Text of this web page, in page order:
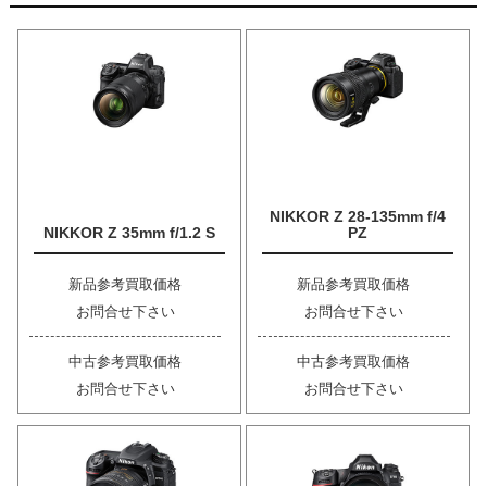
NIKKOR Z 35mm f/1.2 S
新品参考買取価格
お問合せ下さい
中古参考買取価格
お問合せ下さい
NIKKOR Z 28-135mm f/4
PZ
新品参考買取価格
お問合せ下さい
中古参考買取価格
お問合せ下さい